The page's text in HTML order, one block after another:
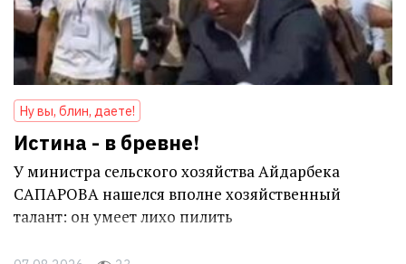
Ну вы, блин, даете!
Истина - в бревне!
У министра сельского хозяйства Айдарбека
САПАРОВА нашелся вполне хозяйственный
талант: он умеет лихо пилить